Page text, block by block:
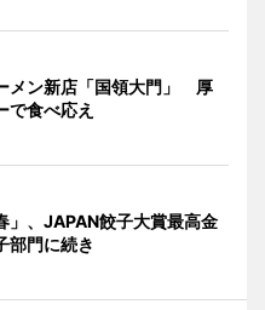
メン新店「国領大門」 厚
で食べ応え
」、JAPAN餃子大賞最高金
門に続き